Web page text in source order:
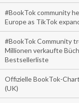
#BookTok community
Europe as TikTok
#BookTok Community
Millionen verkaufte
Bestsellerliste
Offizielle BookTok-
(UK)